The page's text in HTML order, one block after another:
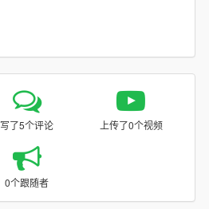
写了5个评论 上传了0个视频
0个跟随者